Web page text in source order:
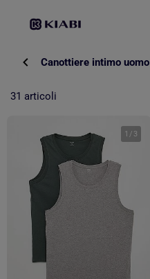
Canottiere intimo uomo
31 articoli
1 / 3